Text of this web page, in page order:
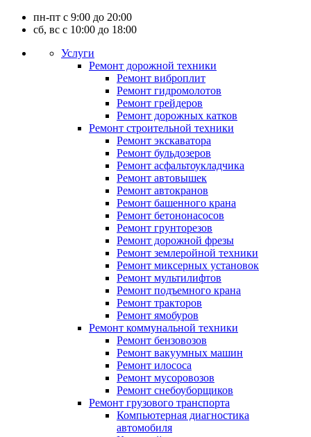
пн-пт с 9:00 до 20:00
сб, вс с 10:00 до 18:00
Услуги
Ремонт дорожной техники
Ремонт виброплит
Ремонт гидромолотов
Ремонт грейдеров
Ремонт дорожных катков
Ремонт строительной техники
Ремонт экскаватора
Ремонт бульдозеров
Ремонт асфальтоукладчика
Ремонт автовышек
Ремонт автокранов
Ремонт башенного крана
Ремонт бетононасосов
Ремонт грунторезов
Ремонт дорожной фрезы
Ремонт землеройной техники
Ремонт миксерных установок
Ремонт мультилифтов
Ремонт подъемного крана
Ремонт тракторов
Ремонт ямобуров
Ремонт коммунальной техники
Ремонт бензовозов
Ремонт вакуумных машин
Ремонт илососа
Ремонт мусоровозов
Ремонт снебоуборщиков
Ремонт грузового транспорта
Компьютерная диагностика
автомобиля